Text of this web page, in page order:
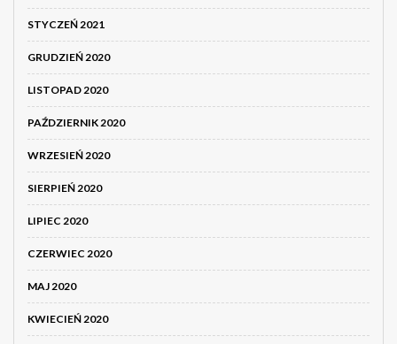
STYCZEŃ 2021
GRUDZIEŃ 2020
LISTOPAD 2020
PAŹDZIERNIK 2020
WRZESIEŃ 2020
SIERPIEŃ 2020
LIPIEC 2020
CZERWIEC 2020
MAJ 2020
KWIECIEŃ 2020